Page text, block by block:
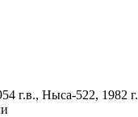
г.в., Ныса-522, 1982